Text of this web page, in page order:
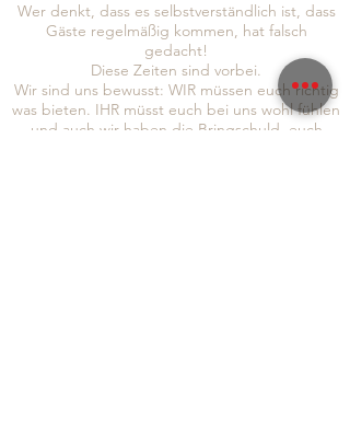
Wer denkt, dass es selbstverständlich ist, dass
Gäste regelmäßig kommen, hat falsch
gedacht!
Diese Zeiten sind vorbei.
Wir sind uns bewusst: WIR müssen euch richtig
was bieten. IHR müsst euch bei uns wohl fühlen
und auch wir haben die Bringschuld, euch